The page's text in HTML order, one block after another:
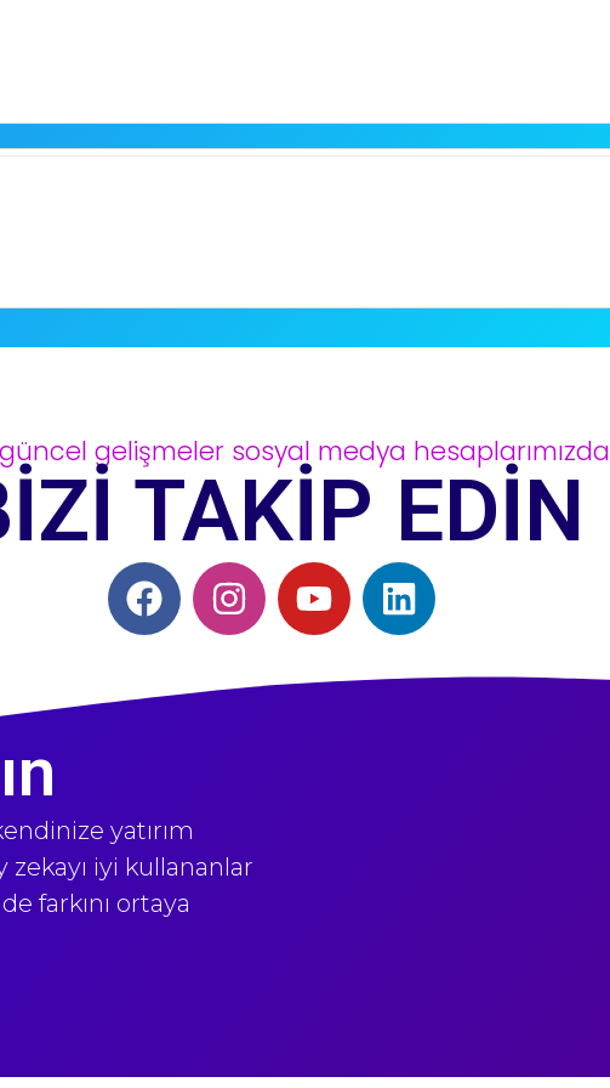
gelişmeler sosyal medya hesaplarımızda
TAKİP EDİN
yatırım
zekayı iyi kullananlar
farkını ortaya